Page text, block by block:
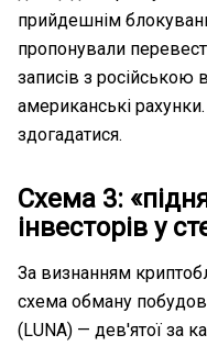
прийдешнім
пропонували
записів з російською
американські
здогадатися.
Схема 3:
інвесторів у
За визнанням
схема обману
(LUNA) — дев'ятої за